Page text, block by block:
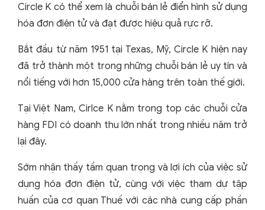
Circle K có thể xem là chuỗi bán lẻ điển hình sử dụng
hóa đơn điện tử và đạt được hiệu quả rực rỡ.
Bắt đầu từ năm 1951 tại Texas, Mỹ, Circle K hiện nay
đã trở thành một trong những chuỗi bán lẻ uy tín và
nổi tiếng với hơn 15,000 cửa hàng trên toàn thế giới.
Tại Việt Nam, Cirlce K nằm trong top các chuỗi cửa
hàng FDI có doanh thu lớn nhất trong nhiều năm trở
lại đây.
Sớm nhận thấy tầm quan trọng và lợi ích của việc sử
dụng hóa đơn điện tử, cùng với việc tham dự tập
huấn của cơ quan Thuế với các nhà cung cấp phần